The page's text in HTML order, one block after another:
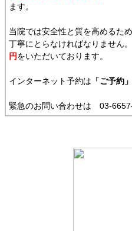
ます。
当院では安全性と質を高めるた
丁寧にとらなければなりません
円をいただいております。
インターネット予約は 「ご予約」
緊急のお問い合わせは 03-